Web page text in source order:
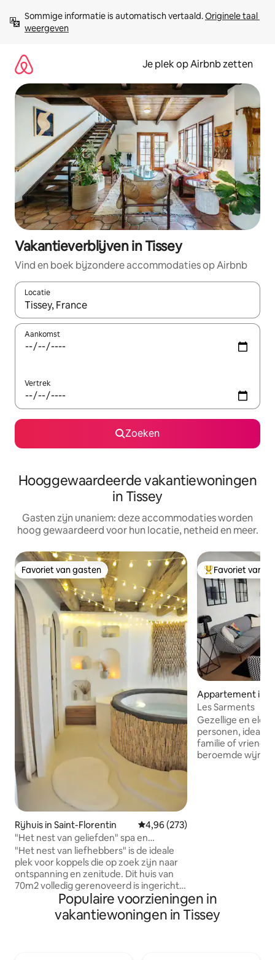
direct
naar
Sommige informatie is automatisch vertaald. Originele taal
weergeven
Je plek op Airbnb zetten
Vakantieverblijven in Tissey
Vind en boek bijzondere accommodaties op Airbnb
Locatie
Wanneer er resultaten beschikbaar zijn, maak je een keuze
Aankomst
Vertrek
Zoeken
Hooggewaardeerde vakantiewoningen
in Tissey
Gasten zijn unaniem: deze accommodaties worden
hoog gewaardeerd voor hun locatie, netheid en meer.
Favoriet van gasten
Favoriet van gasten
Rijhuis in Saint-Florentin Gemiddelde beoordeling van
4,96 (273)
"Het nest van geliefden" spa en
thuisbioscoop 3*
"Het nest van liefhebbers" is de ideale
plek voor koppels die op zoek zijn naar
ontspanning en zenitude. Dit huis van
70m2 volledig gerenoveerd is ingericht
en ingericht in tinten en natuurlijke
materialen door een verslavende
inrichting. Deze gezellige cocon is de
Topfavoriet van
Favoriet van
Appartement in
Les Sarments
Gezellige en
personen, ideaal
familie of
beroemde wijnstad
Populaire voorzieningen in
vakantiewoningen in Tissey